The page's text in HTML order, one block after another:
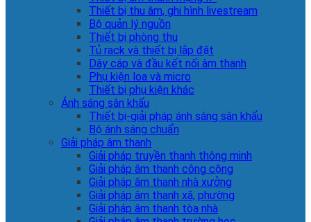
Thiết bị thu âm, ghi hình livestream
Bộ quản lý nguồn
Thiết bị phòng thu
Tủ rack và thiết bị lắp đặt
Dây cáp và đầu kết nối âm thanh
Phụ kiện loa và micro
Thiết bị phụ kiện khác
Ánh sáng sân khấu
Thiết bị-giải pháp ánh sáng sân khấu
Bộ ánh sáng chuẩn
Giải pháp âm thanh
Giải pháp truyền thanh thông minh
Giải pháp âm thanh công cộng
Giải pháp âm thanh nhà xưởng
Giải pháp âm thanh xã, phường
Giải pháp âm thanh tòa nhà